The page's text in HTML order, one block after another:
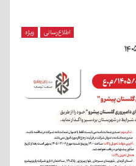
اطلاع‌رسانی ویژه